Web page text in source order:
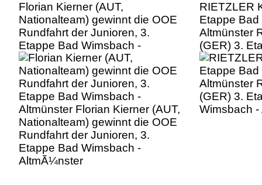
Florian Kierner (AUT,
Nationalteam) gewinnt die OOE
Rundfahrt der Junioren, 3.
Etappe Bad Wimsbach -
Altmünster Florian Kierner (AUT,
Nationalteam) gewinnt die OOE
Rundfahrt der Junioren, 3.
Etappe Bad Wimsbach -
AltmÃ¼nster
RIETZLER
Etappe
Altmünster
(GER) 3.
Wimsbach